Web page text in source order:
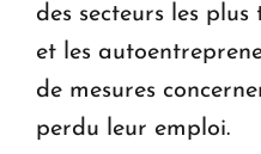
des secteurs les
et les
de mesures
perdu leur emploi.